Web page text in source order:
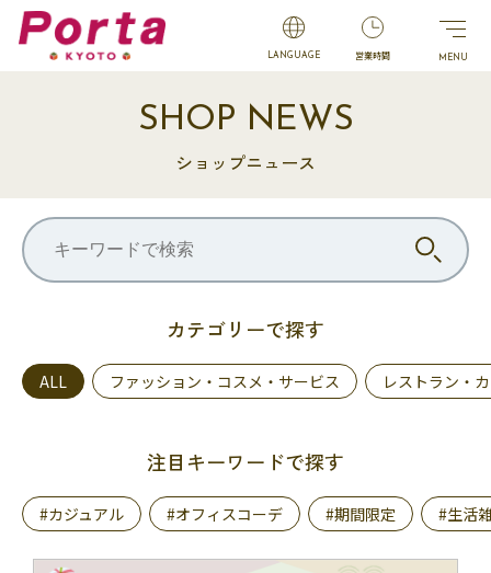
LANGUAGE 営業時間
SHOP NEWS
ショップニュース
カテゴリーで探す
ALL ファッション・コスメ・サービス レストラン・
注目キーワードで探す
#カジュアル #オフィスコーデ #期間限定 #生活